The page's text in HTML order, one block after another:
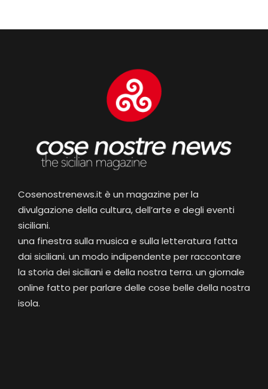
Cosenostrenews.it è un magazine per la
divulgazione della cultura, dell’arte e degli eventi
siciliani.
una finestra sulla musica e sulla letteratura fatta
dai siciliani. un modo indipendente per raccontare
la storia dei siciliani e della nostra terra. un giornale
online fatto per parlare delle cose belle della nostra
isola.